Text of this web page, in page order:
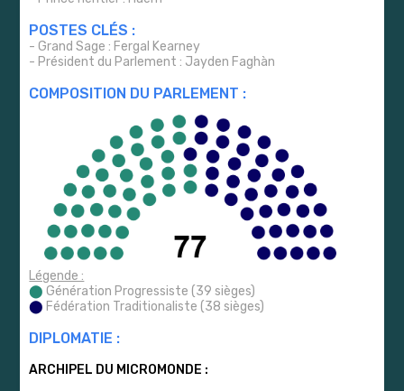
POSTES CLÉS :
- Grand Sage : Fergal Kearney
- Président du Parlement : Jayden Faghàn
COMPOSITION DU PARLEMENT :
Légende :
⬤ Génération Progressiste (39 sièges)
⬤ Fédération Traditionaliste (38 sièges)
DIPLOMATIE :
ARCHIPEL DU MICROMONDE :